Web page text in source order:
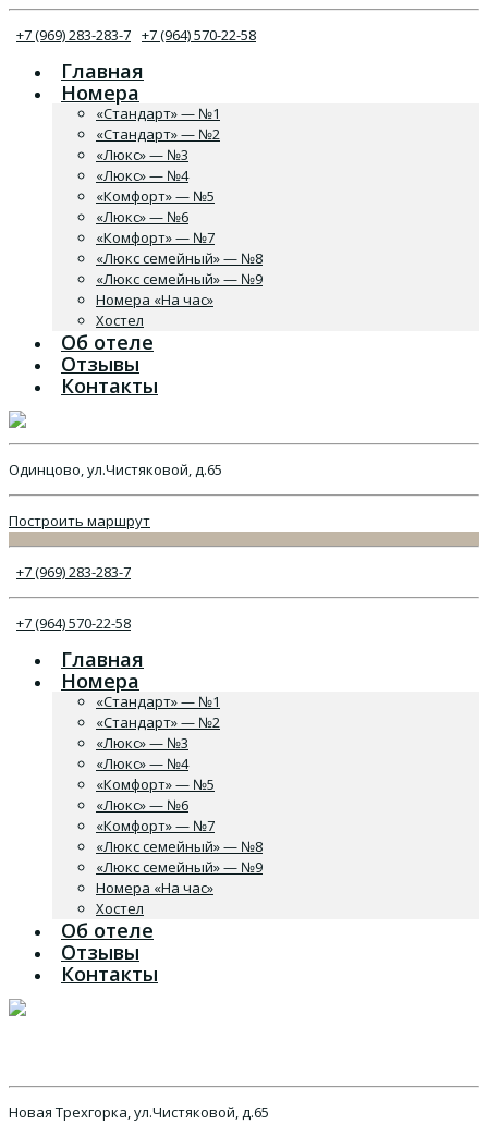
+7 (969) 283-283-7 +7 (964) 570-22-58
Главная
Номера
«Стандарт» — №1
«Стандарт» — №2
«Люкс» — №3
«Люкс» — №4
«Комфорт» — №5
«Люкс» — №6
«Комфорт» — №7
«Люкс семейный» — №8
«Люкс семейный» — №9
Номера «На час»
Хостел
Об отеле
Отзывы
Контакты
Одинцово, ул.Чистяковой, д.65
Построить маршрут
+7 (969) 283-283-7
+7 (964) 570-22-58
Главная
Номера
«Стандарт» — №1
«Стандарт» — №2
«Люкс» — №3
«Люкс» — №4
«Комфорт» — №5
«Люкс» — №6
«Комфорт» — №7
«Люкс семейный» — №8
«Люкс семейный» — №9
Номера «На час»
Хостел
Об отеле
Отзывы
Контакты
Новая Трехгорка, ул.Чистяковой, д.65